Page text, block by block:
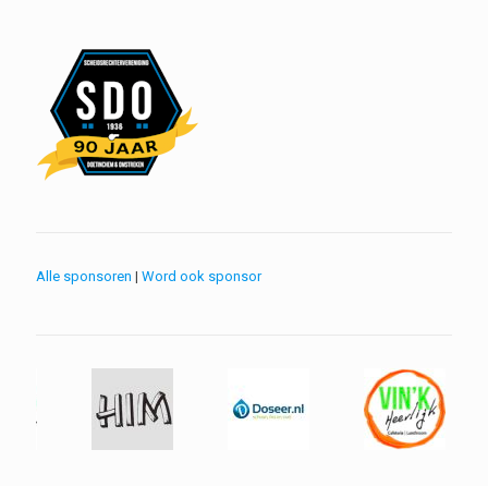
Alle sponsoren | Word ook sponsor